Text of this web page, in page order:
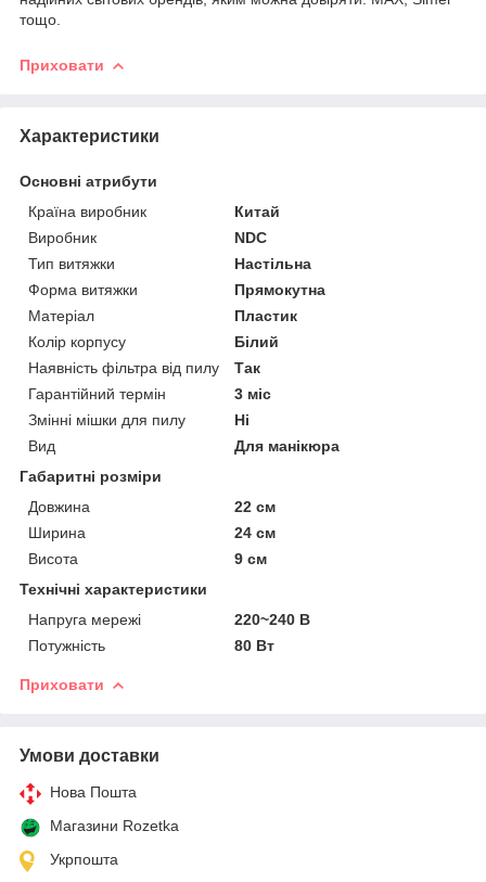
тощо.
Приховати
Характеристики
Основні атрибути
Країна виробник
Китай
Виробник
NDC
Тип витяжки
Настільна
Форма витяжки
Прямокутна
Матеріал
Пластик
Колір корпусу
Білий
Наявність фільтра від пилу
Так
Гарантійний термін
3 міс
Змінні мішки для пилу
Ні
Вид
Для манікюра
Габаритні розміри
Довжина
22 см
Ширина
24 см
Висота
9 см
Технічні характеристики
Напруга мережі
220~240 В
Потужність
80 Вт
Приховати
Умови доставки
Нова Пошта
Магазини Rozetka
Укрпошта